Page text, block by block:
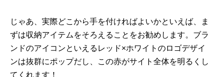
じゃあ、実際どこから手を付ければよいかといえば、ま
ずは収納アイテムをそろえることをお勧めします。ブラ
ンドのアイコンといえるレッド×ホワイトのロゴデザイ
ンは抜群にポップだし、この赤がサイト全体を明るくし
てくれます！